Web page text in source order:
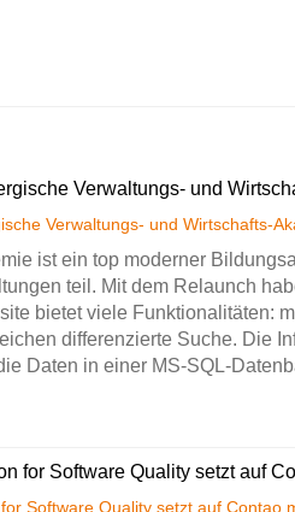
Verwaltungs- und
ist ein top moderner
teil. Mit dem Relaunch
bietet viele Funktionalitäten:
differenzierte Suche. Die
Daten in einer MS-SQL-
for Software Quality setzt auf